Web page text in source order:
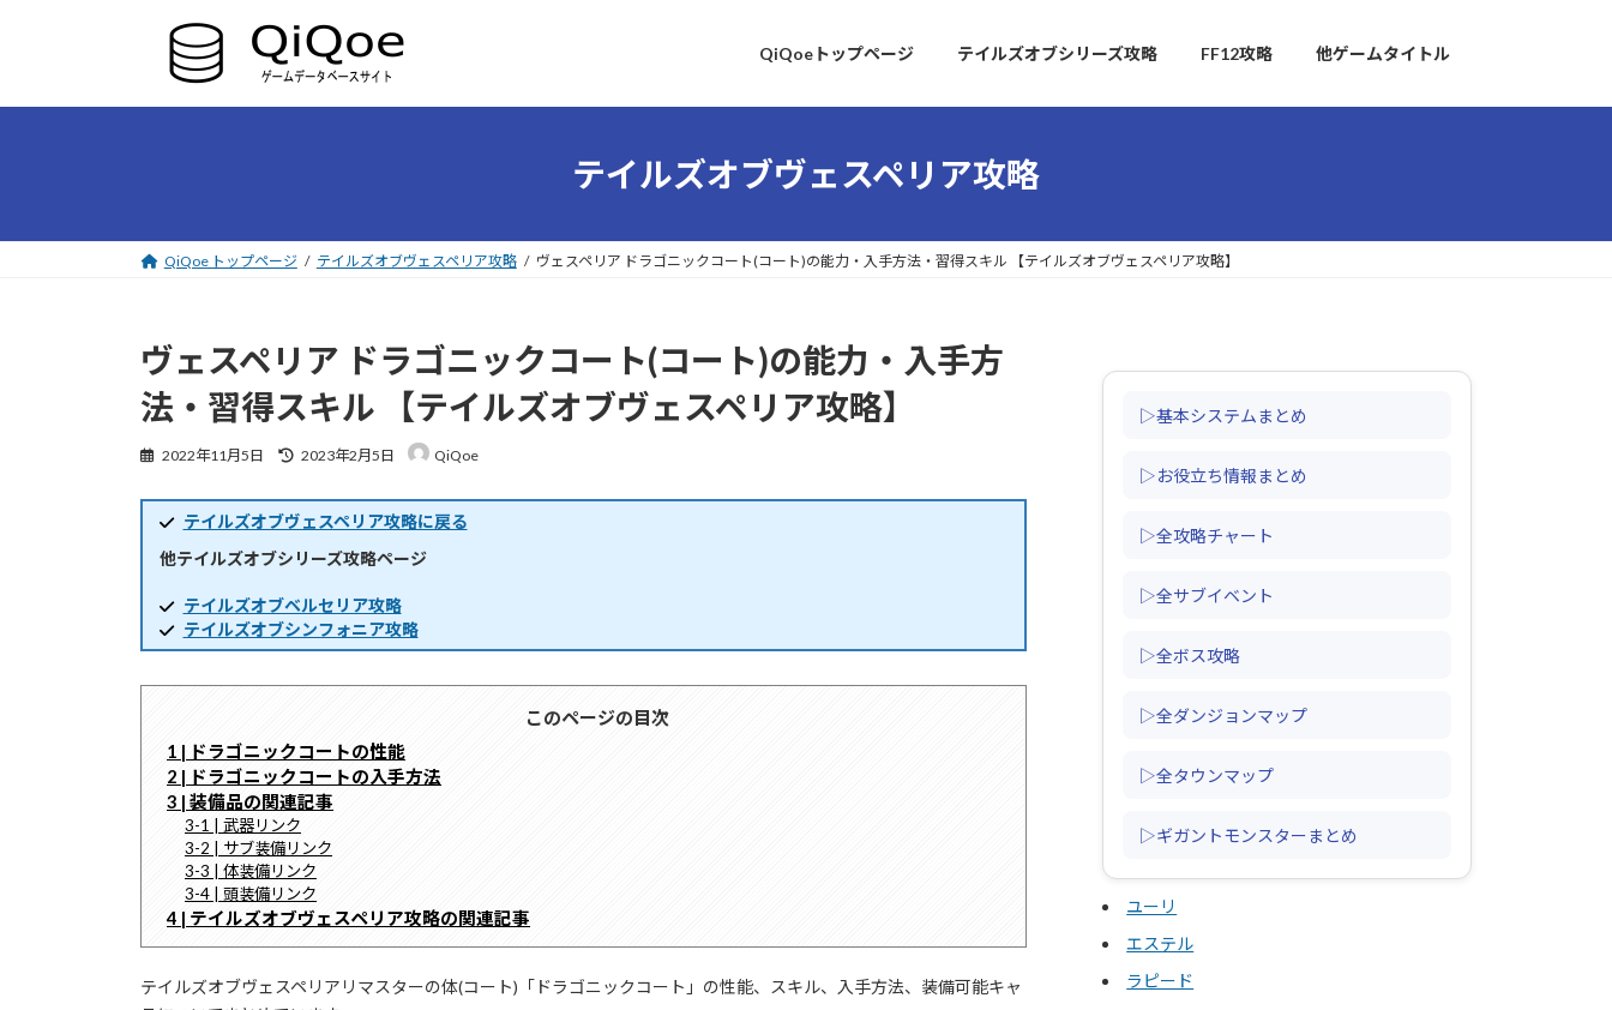
ツ
シ
QiQoeトップページ テイルズオブシリーズ攻略 FF12攻略 他ゲームタイトル
テイルズオブヴェスペリア攻略
QiQoe トップページ テイルズオブヴェスペリア攻略 ヴェスペリア ドラゴニックコート(コート)の能力・入手方法・習得スキル 【テイルズオブヴェスペリア攻略】
ヴェスペリア ドラゴニックコート(コート)の能力・入手方
法・習得スキル 【テイルズオブヴェスペリア攻略】
2022年11月5日
最
新
日
時
2023年2月5日 QiQoe
テイルズオブヴェスペリア攻略に戻る
他テイルズオブシリーズ攻略ページ
テイルズオブベルセリア攻略
テイルズオブシンフォニア攻略
このページの目次
1 | ドラゴニックコートの性能
2 | ドラゴニックコートの入手方法
3 | 装備品の関連記事
3-1 | 武器リンク
3-2 | サブ装備リンク
3-3 | 体装備リンク
3-4 | 頭装備リンク
4 | テイルズオブヴェスペリア攻略の関連記事
テイルズオブヴェスペリアリマスターの体(コート)「ドラゴニックコート」の性能、スキル、入手方法、装備可能キャ
▷基本システムまとめ
▷お役立ち情報まとめ
▷全攻略チャート
▷全サブイベント
▷全ボス攻略
▷全ダンジョンマップ
▷全タウンマップ
▷ギガントモンスターまとめ
ユーリ
エステル
ラピード